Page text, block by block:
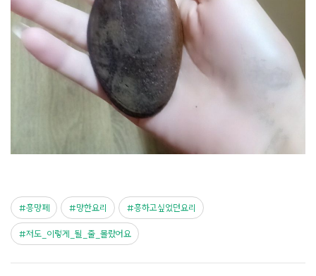
흥망페 망한요리 흥하고싶었던요리
저도_이렇게_될_줄_몰랐어요